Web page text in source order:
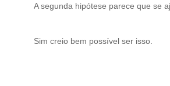
A segunda hipótese parece que se
Sim creio bem possível ser isso.